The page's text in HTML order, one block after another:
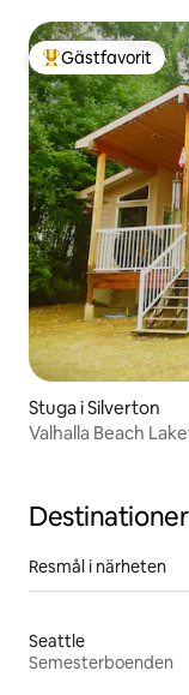
Populär
Gästfavorit
Stuga i Silverton
Valhalla Beach
Resmål i närheten
Seattle
Semesterboenden